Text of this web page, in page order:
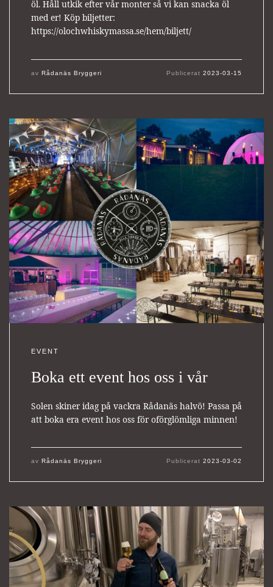
öl. Håll utkik efter vår monter så vi kan snacka öl
med er! Köp biljetter:
https://olochwhiskymassa.se/hem/biljett/
av Rådanäs Bryggeri Publicerat2023-03-15
EVENT
Boka ett event hos oss i vår
Solen skiner idag på vackra Rådanäs halvö! Passa på
att boka era event hos oss för oförglömliga minnen!
av Rådanäs Bryggeri Publicerat2023-03-02